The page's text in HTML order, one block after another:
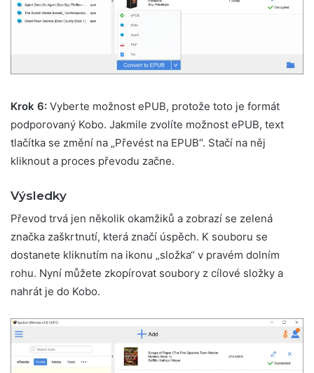
Krok 6: Vyberte možnost ePUB, protože toto je formát
podporovaný Kobo. Jakmile zvolíte možnost ePUB, text
tlačítka se změní na „Převést na EPUB“. Stačí na něj
kliknout a proces převodu začne.
Výsledky
Převod trvá jen několik okamžiků a zobrazí se zelená
značka zaškrtnutí, která značí úspěch. K souboru se
dostanete kliknutím na ikonu „složka“ v pravém dolním
rohu. Nyní můžete zkopírovat soubory z cílové složky a
nahrát je do Kobo.